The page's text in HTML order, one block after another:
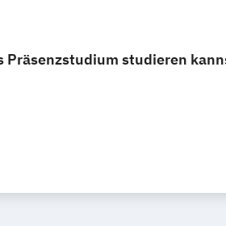
Präsenzstudium studieren